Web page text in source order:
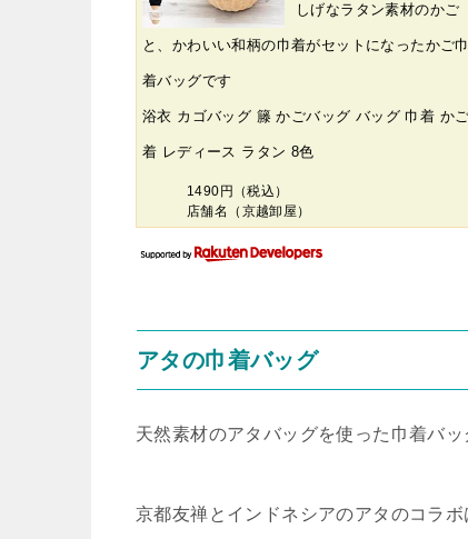
しげなラタン素材のかご
と、かわいい和柄の巾着がセットになったかご巾
着バッグです
浴衣 カゴバッグ 籐 かごバッグ バッグ 巾着 か
着 レディース ラタン 8色
1490円（税込）
店舗名（京越卸屋）
アタの巾着バッグ
天然素材のアタバッグを使った巾着バッ
京都友禅とインドネシアのアタのコラ